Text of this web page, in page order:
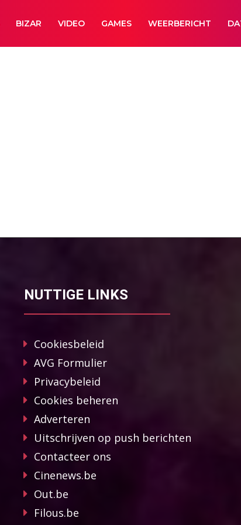
BIZAR VIDEO GAMES WEERBERICHT
NUTTIGE LINKS
Cookiesbeleid
AVG Formulier
Privacybeleid
Cookies beheren
Adverteren
Uitschrijven op push berichten
Contacteer ons
Cinenews.be
Out.be
Filous.be